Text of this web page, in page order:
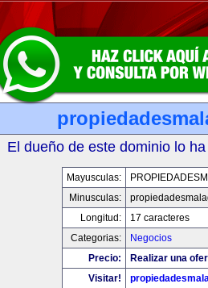
El dueño de este dominio lo
Mayusculas:
Minusculas:
Longitud:
17 caracteres
Categorias:
Negocios
Precio:
Realizar una
Visitar!